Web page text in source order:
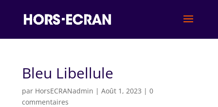
Bleu Libellule
par HorsECRANadmin | Août 1, 2023 | 0
commentaires